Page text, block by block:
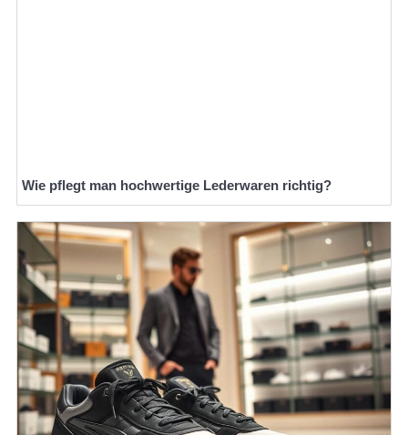
Wie pflegt man hochwertige Lederwaren richtig?